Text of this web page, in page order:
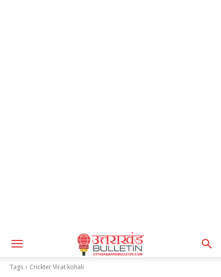
Tags Crickter Virat kohali